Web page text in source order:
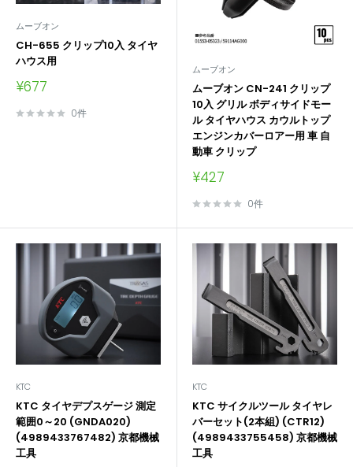
ムーブオン
CH-655 クリップ10入 タイヤ
ハウス用
販
価
¥677
0件
ムーブオン
ムーブオン CN-241 クリップ
10入 グリル ボディサイドモー
ル タイヤハウス カウルトップ
エンジンカバーロアー用 車 自
動車 クリップ
販
価
¥427
0件
KTC
KTC タイヤデプスゲージ 測定
範囲0～20 (GNDA020)
(4989433767482) 京都機械
工具
KTC
KTC サイクルツール タイヤレ
バーセット(2本組) (CTR12)
(4989433755458) 京都機械
工具